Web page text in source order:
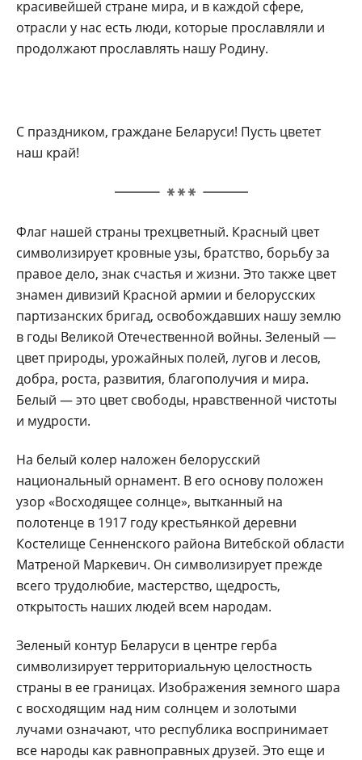
красивейшей стране мира, и в каждой сфере,
отрасли у нас есть люди, которые прославляли и
продолжают прославлять нашу Родину.
С праздником, граждане Беларуси! Пусть цветет
наш край!
Флаг нашей страны трехцветный. Красный цвет
символизирует кровные узы, братство, борьбу за
правое дело, знак счастья и жизни. Это также цвет
знамен дивизий Красной армии и белорусских
партизанских бригад, освобождавших нашу землю
в годы Великой Отечественной войны. Зеленый —
цвет природы, урожайных полей, лугов и лесов,
добра, роста, развития, благополучия и мира.
Белый — это цвет свободы, нравственной чистоты
и мудрости.
На белый колер наложен белорусский
национальный орнамент. В его основу положен
узор «Восходящее солнце», вытканный на
полотенце в 1917 году крестьян­кой деревни
Костелище Сенненского района Витебской области
Матреной Маркевич. Он символизирует прежде
всего трудолюбие, мастерство, щедрость,
открытость наших людей всем народам.
Зеленый контур Беларуси в центре герба
символизирует территориальную целостность
страны в ее границах. Изображения земного шара
с восходящим над ним солнцем и золотыми
лучами означают, что республика воспринимает
все народы как равноправных друзей. Это еще и